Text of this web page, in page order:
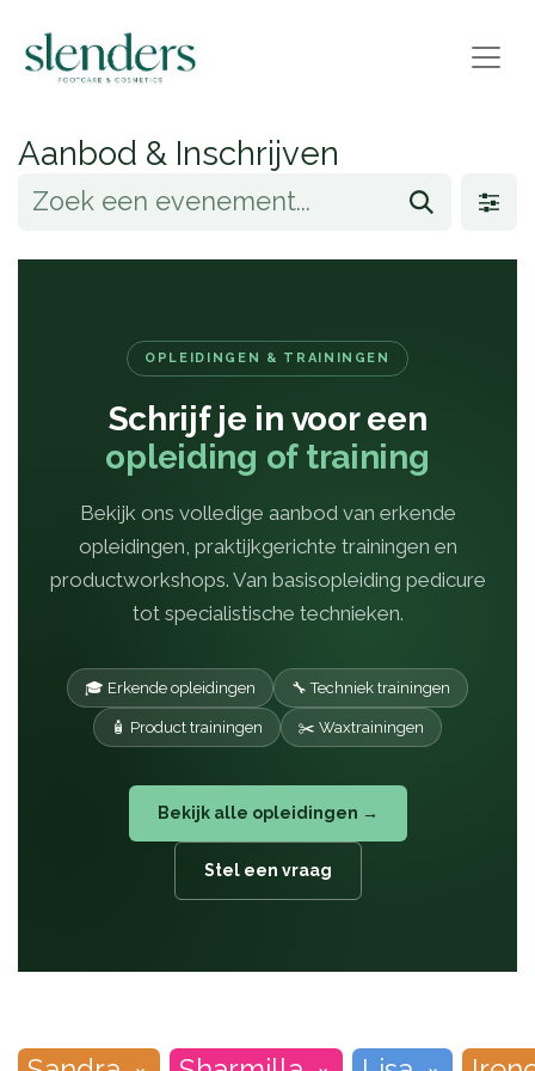
Aanbod & Inschrijven
OPLEIDINGEN & TRAININGEN
Schrijf je in voor een
opleiding of training
Bekijk ons volledige aanbod van erkende
opleidingen, praktijkgerichte trainingen en
productworkshops. Van basisopleiding pedicure
tot specialistische technieken.
🎓 Erkende opleidingen 🔧 Techniek trainingen
🧴 Product trainingen ✂️ Waxtrainingen
Bekijk alle opleidingen →
Stel een vraag